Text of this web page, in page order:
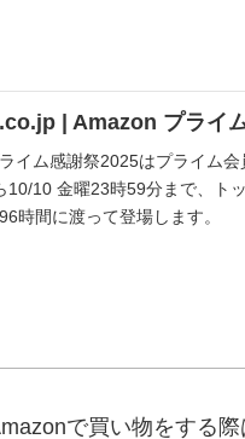
| Amazon プライ
イム感謝祭2025はプライム
10/10 金曜23時59分まで、ト
時間に渡って登場します。
で買い物をする